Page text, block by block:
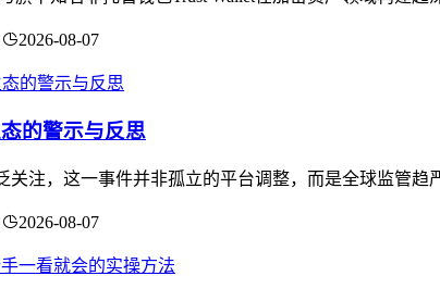
2026-08-07
的警示与反思
关注，这一事件并非孤立的平台调整，而是全球监管
2026-08-07